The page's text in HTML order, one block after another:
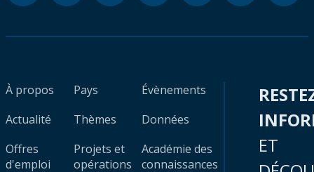
À propos
Actualité
Offres
d'emploi
Pays
Thèmes
Projets et
opérations
Évènements
Données
Académie des
connaissances
ET